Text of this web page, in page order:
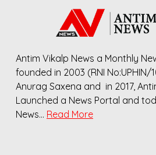
Antim Vikalp News a Monthly
founded in 2003 (RNI No:UPHIN/
Anurag Saxena and in 2017,
Launched a News Portal and
News… Read More